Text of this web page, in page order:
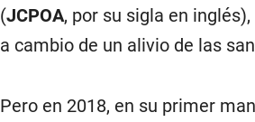
(JCPOA, por su sigla en
a cambio de un alivio de las
Pero en 2018, en su primer